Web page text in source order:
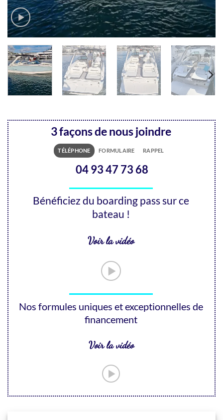
3 façons de nous joindre
TÉLÉPHONE FORMULAIRE RAPPEL
04 93 47 73 68
Bénéficiez du boarding pass sur ce
bateau !
Voir la vidéo
Nos formules uniques et exceptionnelles de
financement
Voir la vidéo